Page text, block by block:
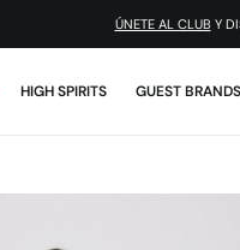
HIGH SPIRITS GUEST BRANDS